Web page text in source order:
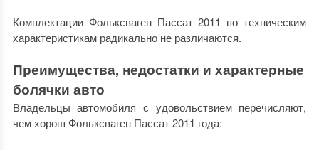
Комплектации Фольксваген Пассат 2011 по техническим
характеристикам радикально не различаются.
Преимущества, недостатки и характерные
болячки авто
Владельцы автомобиля с удовольствием перечисляют,
чем хорош Фольксваген Пассат 2011 года: